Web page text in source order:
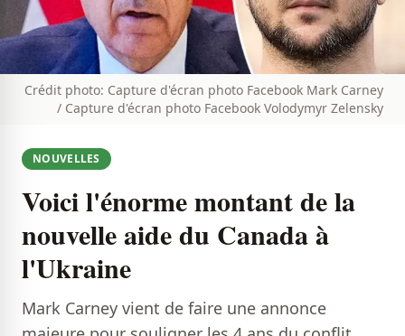
Crédit photo: Capture d'écran photo Facebook Mark Carney
/ Capture d'écran photo Facebook Volodymyr Zelensky
NOUVELLES
Voici l'énorme montant de la
nouvelle aide du Canada à
l'Ukraine
Mark Carney vient de faire une annonce